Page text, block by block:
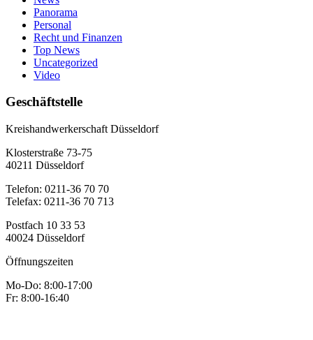
Panorama
Personal
Recht und Finanzen
Top News
Uncategorized
Video
Geschäftstelle
Kreishandwerkerschaft Düsseldorf
Klosterstraße 73-75
40211 Düsseldorf
Telefon: 0211-36 70 70
Telefax: 0211-36 70 713
Postfach 10 33 53
40024 Düsseldorf
Öffnungszeiten
Mo-Do: 8:00-17:00
Fr: 8:00-16:40